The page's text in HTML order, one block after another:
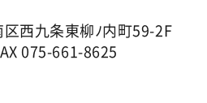
西九条東柳ﾉ内町59-2F
075-661-8625